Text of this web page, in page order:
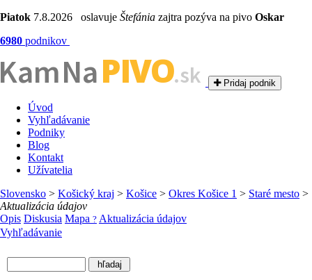
Piatok 7.8.2026 oslavuje Štefánia zajtra pozýva na pivo Oskar
6980 podnikov
NaPIVO.sk Pridaj podnik
Úvod
Vyhľadávanie
Podniky
Blog
Kontakt
Užívatelia
Slovensko > Košický kraj > Košice > Okres Košice 1 > Staré mesto >
Aktualizácia údajov
Opis Diskusia Mapa ? Aktualizácia údajov
Vyhľadávanie